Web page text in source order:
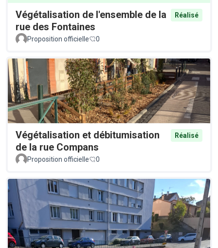
Végétalisation de l'ensemble de la
rue des Fontaines
Réalisé
Proposition officielle 0
Végétalisation et débitumisation
de la rue Compans
Réalisé
Proposition officielle 0